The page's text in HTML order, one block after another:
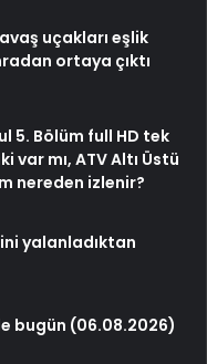
uçakları eşlik
ortaya çıktı
5. Bölüm full HD tek
var mı, ATV Altı Üstü
nereden izlenir?
yalanladıktan
bugün (06.08.2026)